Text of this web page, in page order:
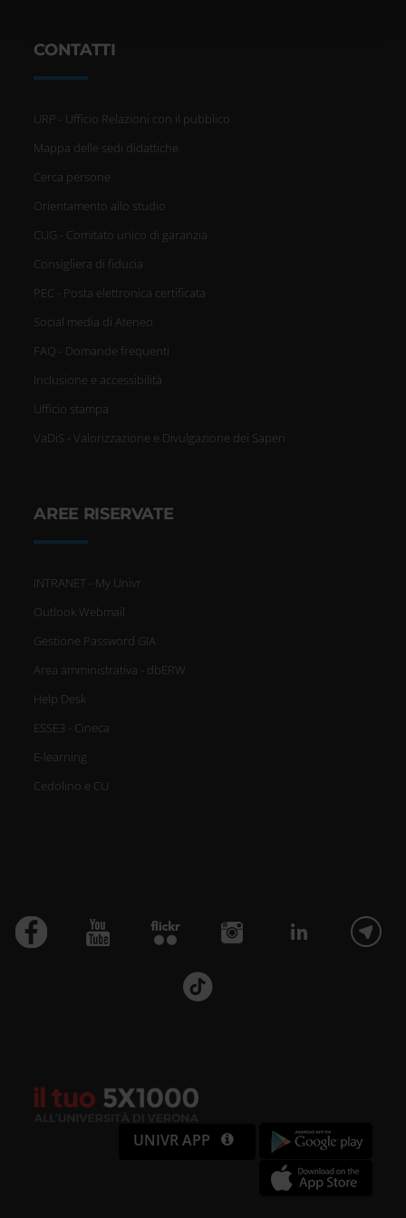
raccolto dal tuo utilizzo dei loro servizi.
CONTATTI
URP - Ufficio Relazioni con il pubblico
Mappa delle sedi didattiche
Cerca persone
Orientamento allo studio
CUG - Comitato unico di garanzia
Consigliera di fiducia
PEC - Posta elettronica certificata
Social media di Ateneo
FAQ - Domande frequenti
Inclusione e accessibilità
Ufficio stampa
VaDiS - Valorizzazione e Divulgazione dei Saperi
AREE RISERVATE
INTRANET - My Univr
Outlook Webmail
Gestione Password GIA
Area amministrativa - dbERW
Help Desk
ESSE3 - Cineca
E-learning
Cedolino e CU
UNIVR APP